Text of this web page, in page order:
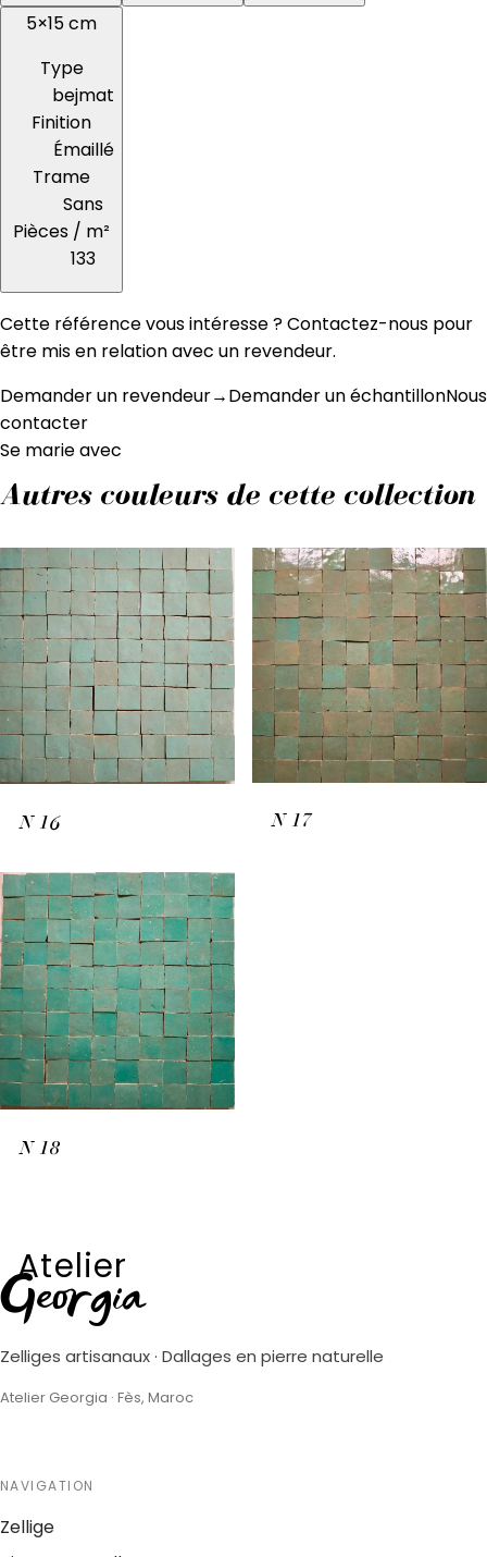
5×15 cm
Type
bejmat
Finition
Émaillé
Trame
Sans
Pièces / m²
133
Cette référence vous intéresse ? Contactez-nous pour
être mis en relation avec un revendeur.
Demander un revendeur→Demander un échantillonNous
contacter
Se marie avec
Autres couleurs de cette collection
N 16 N 17
N 18
Atelier
Georgia
Zelliges artisanaux · Dallages en pierre naturelle
Atelier Georgia · Fès, Maroc
NAVIGATION
Zellige